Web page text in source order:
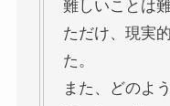
難しいことは
ただけ、現実
た。
また、どのよ